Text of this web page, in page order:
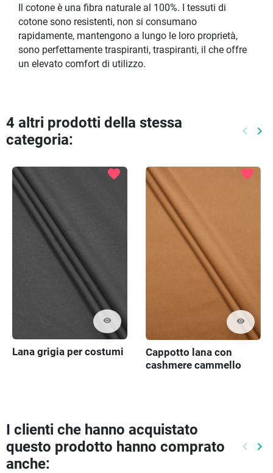
Il cotone è una fibra naturale al 100%. I tessuti di
cotone sono resistenti, non si consumano
rapidamente, mantengono a lungo le loro proprietà,
sono perfettamente traspiranti, traspiranti, il che offre
un elevato comfort di utilizzo.
4 altri prodotti della stessa
categoria:
keyboard_arrow_left keyboard_arrow_right
visibility
favorite
Lana grigia per costumi
visibility
favorite
Cappotto lana con
cashmere cammello
I clienti che hanno acquistato
questo prodotto hanno comprato
anche:
keyboard_arrow_left keyboard_arrow_right